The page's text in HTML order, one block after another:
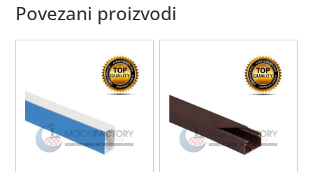
Povezani proizvodi